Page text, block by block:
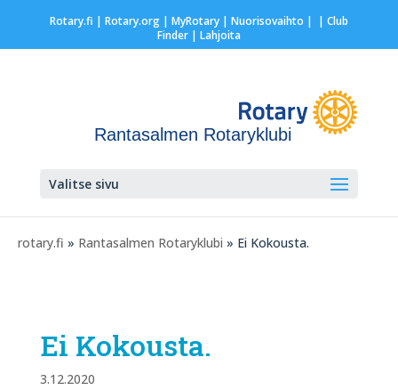
Rotary.fi | Rotary.org| MyRotary | Nuorisovaihto | | Club
Finder| Lahjoita
Rantasalmen Rotaryklubi
Valitse sivu
rotary.fi » Rantasalmen Rotaryklubi » Ei Kokousta.
Ei Kokousta.
3.12.2020